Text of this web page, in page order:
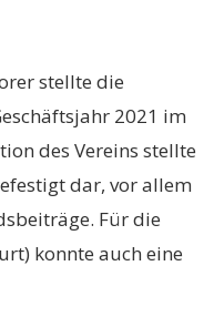
stellte die
2021 im
des Vereins stellte
dar, vor allem
Für die
konnte auch eine